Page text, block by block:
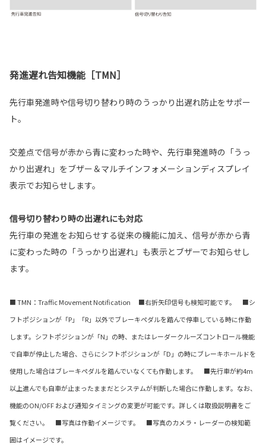
発進遅れ告知機能［TMN］
先行車発進時や信号切り替わり時のうっかり出遅れ防止をサポー
ト。
交差点で信号が赤から青に変わった時や、先行車発進時の「うっ
かり出遅れ」をブザー＆マルチインフォメーションディスプレイ
表示でお知らせします。
信号切り替わり時の出遅れにも対応
先行車の発進をお知らせする従来の機能に加え、信号が赤から青
に変わった時の「うっかり出遅れ」も表示とブザーでお知らせし
ます。
■ TMN：Traffic Movement Notification ■右折矢印信号も検知可能です。 ■シ
フトポジションが「P」「R」以外でブレーキペダルを踏んで停車している時に作動
します。シフトポジションが「N」の時、またはレーダークルーズコントロール機能
で自車が停止した場合、さらにシフトポジションが「D」の時にブレーキホールドを
使用した場合はブレーキペダルを踏んでいなくても作動します。 ■先行車が約4m
以上進んでも自車が止まったままだとシステムが判断した場合に作動します。なお、
機能のON/OFF および通知タイミングの変更が可能です。詳しくは取扱説明書をご
覧ください。 ■写真は作動イメージです。 ■写真のカメラ・レーダーの検知範
囲はイメージです。